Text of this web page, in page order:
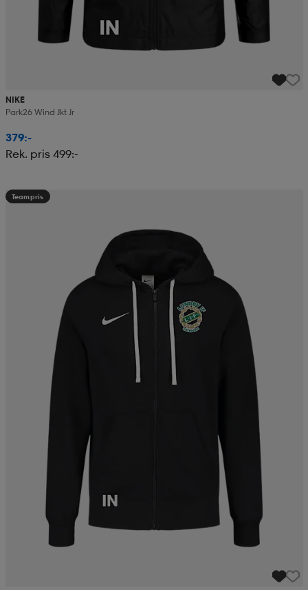
NIKE
Park26 Wind Jkt Jr
379:-
Rek. pris 499:-
Teampris